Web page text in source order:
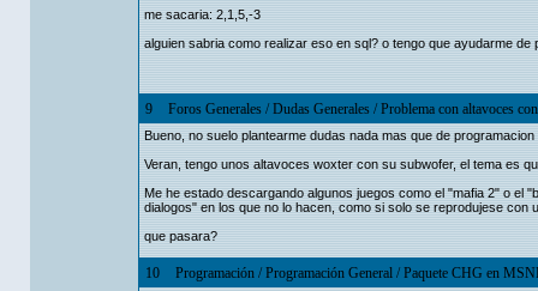
me sacaria: 2,1,5,-3
alguien sabria como realizar eso en sql? o tengo que ayudarme de
9 Foros Generales/Dudas Generales/Problema con altavoces
Bueno, no suelo plantearme dudas nada mas que de
Veran, tengo unos altavoces woxter con su subwofer, el tema es
Me he estado descargando algunos juegos como el "mafia 2" o el
dialogos" en los que no lo hacen, como si solo se reprodujese con
que pasara?
10 Programación/Programación General/Paquete CHG en